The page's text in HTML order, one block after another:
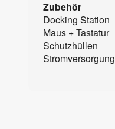
Zubehör
Docking Station
Maus + Tastatur
Schutzhüllen
Stromversorgung